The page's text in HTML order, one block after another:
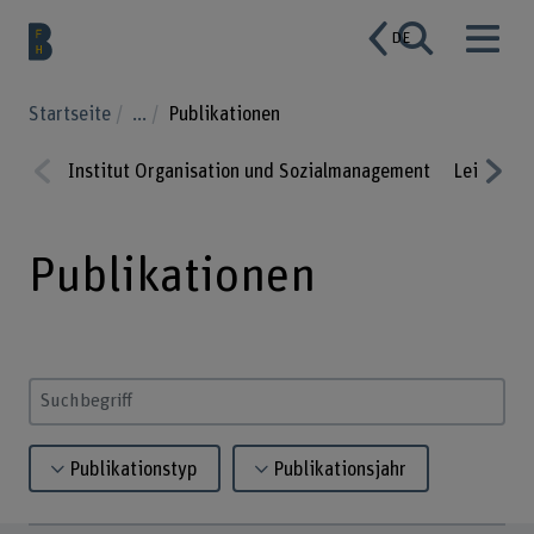
DE
Startseite ... Publikationen
ious
Institut Organisation und Sozialmanagement
Publikationen
Suchbegriff eingeben
Publikationstyp Publikationsjahr